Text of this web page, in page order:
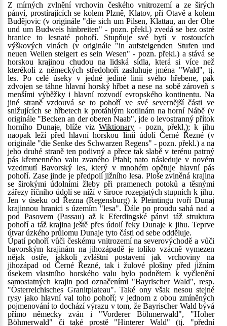
Z mírných zvlnění vrchovin českého vnitrozemí a ze širých
pánví, prostírajících se kolem Plzně, Klatov, při Otavě a kolem
Budějovic (v originále "die sich um Pilsen, Klattau, an der Ohe
und um Budweis hinbreiten" - pozn. překl.) zvedá se bez ostré
hranice to lesnaté pohoří. Stupňuje své bytí v rostoucích
výškových vlnách (v originále "in aufsteigenden Stufen und
neuen Wellen steigert es sein Wesen" - pozn. překl.) a stává se
horskou krajinou chudou na lidská sídla, která si více než
kterékoli z německých středohoří zasluhuje jména "Wald", tj.
les. Po celé úseky v jedné jediné linii svého hřebene, pak
zdvojen se táhne hlavní horský hřbet a nese na sobě zároveň s
menšími výběžky i hlavní rozvodí evropského kontinentu. Na
jiné straně vzdouvá se to pohoří ve své severnější části ve
snižujících se hřbetech k protáhlým kotlinám na horní Nábě (v
originále "Becken an der oberen Naab", jde o levostranný přítok
horního Dunaje, blíže vizWiktionary - pozn. překl.); k jihu
naopak leží před hlavní horskou linií údolí Černé Řezné (v
originále "die Senke des Schwarzen Regens" - pozn. překl.) a na
jeho druhé straně ten podivný a přece tak slabě v terénu patrný
pás křemenného valu zvaného Pfahl; nato následuje v novém
vzedmutí Bavorský les, který v mnohém opětuje hlavní pás
pohoří. Zase jinde je předpolí jižního lesa. Ploše zvlněná krajina
se širokými údolními žleby při pramenech potoků a těsnými
zářezy říčního údolí se níží v široce rozepjatých stupních k jihu.
Jen v úseku od Řezna (Regensburg) k Pleintingu tvoří Dunaj
krajinnou hranici s územím "lesa". Dále po proudu sahá nad a
pod Pasovem (Passau) až k Eferdingské pánvi táž struktura
pohoří a táž krajina ještě přes údolí řeky Dunaje k jihu. Teprve
útvar úzkého průlomu Dunaje tyto části od sebe odděluje.
Úpatí pohoří vůči českému vnitrozemí na severovýchodě a vůči
bavorským krajinám na jihozápadě je toliko vzácně vymezen
nějak ostře, jakkoli zvláštní postavení jak vrchoviny na
jihozápad od Černé Řezné, tak i žulové plošiny před jižním
úsekem vlastního horského valu bylo podnětem k vyčlenění
samostatných krajin pod označeními "Bayrischer Wald", resp.
"Österreichisches Granitplateau". Také ony však nesou stejné
rysy jako hlavní val toho pohoří; v jednom z obou zmíněných
pojmenování to dochází výrazu v tom, že Bayrischer Wald bývá
přímo německy zván i "Vorderer Böhmerwald", "Hoher
Böhmerwald" či také prostě "Hinterer Wald" (tj. "přední